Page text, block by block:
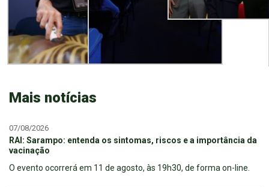
Mais notícias
07/08/2026
RAI: Sarampo: entenda os sintomas, riscos e a importância da
vacinação
O evento ocorrerá em 11 de agosto, às 19h30, de forma on-line.